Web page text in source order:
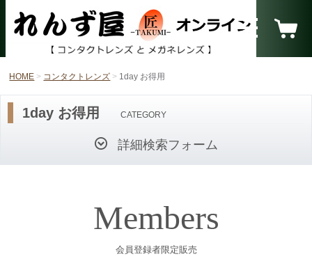
HOME コンタクトレンズ 1day お得用
1day お得用 CATEGORY
詳細検索フォーム
Members
会員登録者限定販売